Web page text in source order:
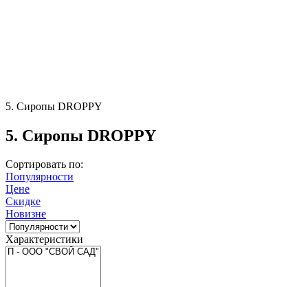
5. Сиропы DROPPY
5. Сиропы DROPPY
Сортировать по:
Популярности
Цене
Скидке
Новизне
Характеристики